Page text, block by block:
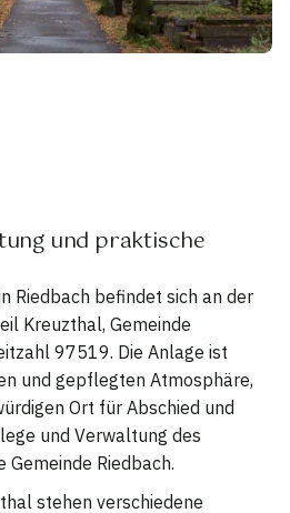
und praktische
Riedbach befindet sich an der
Kreuzthal, Gemeinde
97519. Die Anlage ist
und gepflegten Atmosphäre,
Ort für Abschied und
und Verwaltung des
Riedbach.
stehen verschiedene